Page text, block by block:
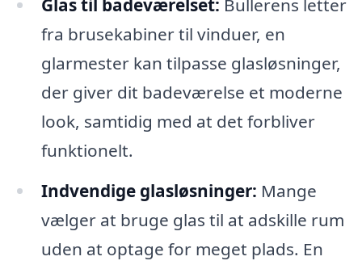
Glas til badeværelset: Bullerens letter
fra brusekabiner til vinduer, en
glarmester kan tilpasse glasløsninger,
der giver dit badeværelse et moderne
look, samtidig med at det forbliver
funktionelt.
Indvendige glasløsninger: Mange
vælger at bruge glas til at adskille rum
uden at optage for meget plads. En